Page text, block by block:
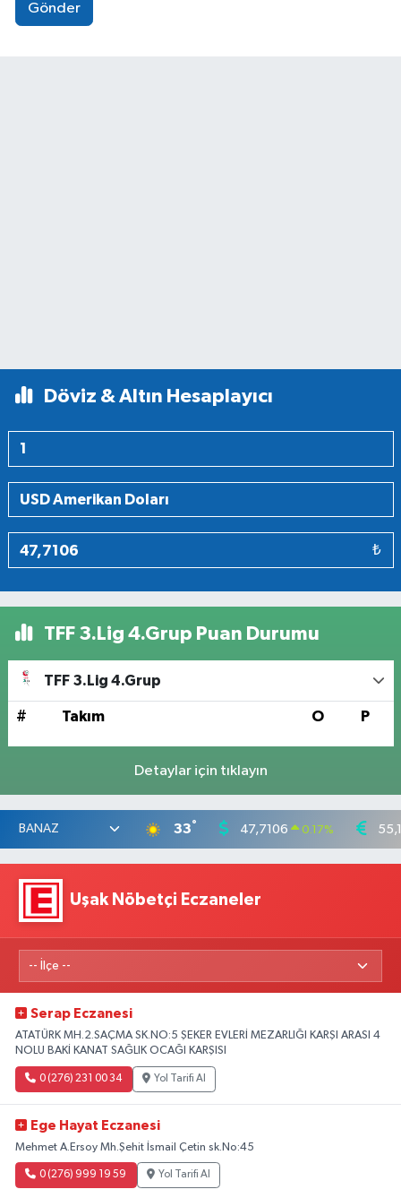
Gönder
Döviz & Altın Hesaplayıcı
₺
TFF 3.Lig 4.Grup Puan Durumu
TFF 3.Lig 4.Grup
# Takım O P
Detaylar için tıklayın
33° 47,7106 0.17%
Uşak Nöbetçi Eczaneler
Serap Eczanesi
ATATÜRK MH.2.SAÇMA SK.NO:5 ŞEKER EVLERİ MEZARLIĞI KARŞI ARASI 4
NOLU BAKİ KANAT SAĞLIK OCAĞI KARŞISI
0 (276) 231 00 34 Yol Tarifi Al
Ege Hayat Eczanesi
Mehmet A.Ersoy Mh.Şehit İsmail Çetin sk.No:45
0 (276) 999 19 59 Yol Tarifi Al